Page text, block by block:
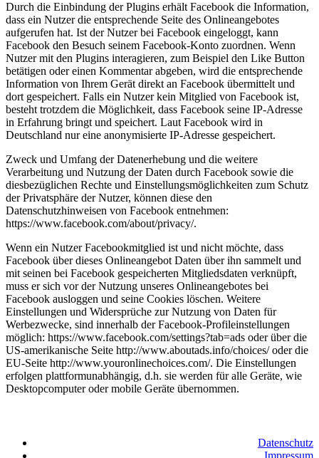
Durch die Einbindung der Plugins erhält Facebook die Information,
dass ein Nutzer die entsprechende Seite des Onlineangebotes
aufgerufen hat. Ist der Nutzer bei Facebook eingeloggt, kann
Facebook den Besuch seinem Facebook-Konto zuordnen. Wenn
Nutzer mit den Plugins interagieren, zum Beispiel den Like Button
betätigen oder einen Kommentar abgeben, wird die entsprechende
Information von Ihrem Gerät direkt an Facebook übermittelt und
dort gespeichert. Falls ein Nutzer kein Mitglied von Facebook ist,
besteht trotzdem die Möglichkeit, dass Facebook seine IP-Adresse
in Erfahrung bringt und speichert. Laut Facebook wird in
Deutschland nur eine anonymisierte IP-Adresse gespeichert.
Zweck und Umfang der Datenerhebung und die weitere
Verarbeitung und Nutzung der Daten durch Facebook sowie die
diesbezüglichen Rechte und Einstellungsmöglichkeiten zum Schutz
der Privatsphäre der Nutzer, können diese den
Datenschutzhinweisen von Facebook entnehmen:
https://www.facebook.com/about/privacy/.
Wenn ein Nutzer Facebookmitglied ist und nicht möchte, dass
Facebook über dieses Onlineangebot Daten über ihn sammelt und
mit seinen bei Facebook gespeicherten Mitgliedsdaten verknüpft,
muss er sich vor der Nutzung unseres Onlineangebotes bei
Facebook ausloggen und seine Cookies löschen. Weitere
Einstellungen und Widersprüche zur Nutzung von Daten für
Werbezwecke, sind innerhalb der Facebook-Profileinstellungen
möglich: https://www.facebook.com/settings?tab=ads oder über die
US-amerikanische Seite http://www.aboutads.info/choices/ oder die
EU-Seite http://www.youronlinechoices.com/. Die Einstellungen
erfolgen plattformunabhängig, d.h. sie werden für alle Geräte, wie
Desktopcomputer oder mobile Geräte übernommen.
Datenschutz
Impressum